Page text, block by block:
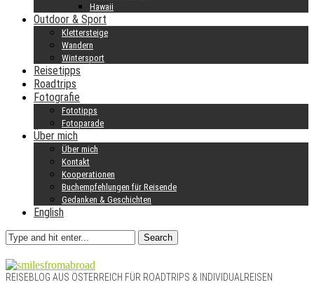
Hawaii
Outdoor & Sport
Klettersteige
Wandern
Wintersport
Reisetipps
Roadtrips
Fotografie
Fototipps
Fotoparade
Über mich
Über mich
Kontakt
Kooperationen
Buchempfehlungen für Reisende
Gedanken & Geschichten
English
Search
REISEBLOG AUS ÖSTERREICH FÜR ROADTRIPS & INDIVIDUALREISEN